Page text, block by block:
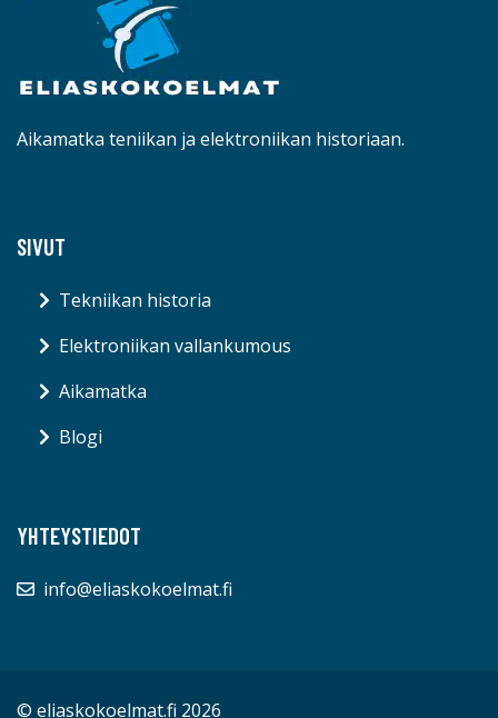
Aikamatka teniikan ja elektroniikan historiaan.
SIVUT
Tekniikan historia
Elektroniikan vallankumous
Aikamatka
Blogi
YHTEYSTIEDOT
info@eliaskokoelmat.fi
© eliaskokoelmat.fi 2026